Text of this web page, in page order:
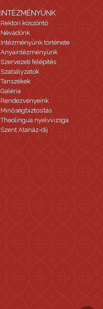
INTÉZMÉNYÜNK
Rektori köszöntő
Névadónk
Intézményünk története
Anyaintézményünk
Szervezeti felépítés
Szabályzatok
Tanszékek
Galéria
Rendezvényeink
Minőségbiztosítás
Theolingua nyelvvizsga
Szent Atanáz-díj